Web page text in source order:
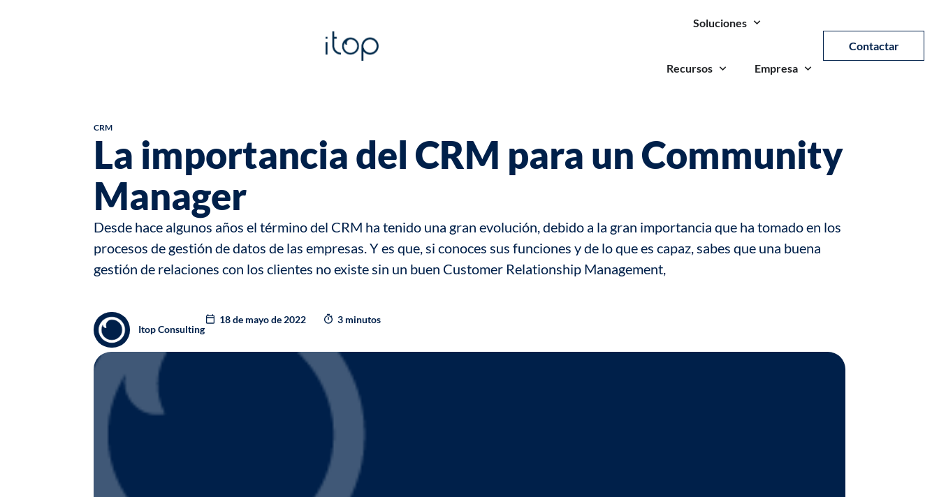
Soluciones
Recursos Empresa
Contactar
CRM
La importancia del CRM para un Community
Manager
Desde hace algunos años el término del CRM ha tenido una gran evolución, debido a la gran importancia que ha tomado en los
procesos de gestión de datos de las empresas. Y es que, si conoces sus funciones y de lo que es capaz, sabes que una buena
gestión de relaciones con los clientes no existe sin un buen Customer Relationship Management,
Itop Consulting
18 de mayo de 2022 3 minutos